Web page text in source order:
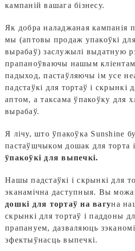
кампаній вашага бізнесу.
Як добра наладжаная кампанія
мы (аптовы продаж упакоўкі
вырабаў) заслужылі выдатную
прапаноўваючы нашым
падыход, пастаўляючы ім усе
падстаўкі для тортаў і скрынкі
аптом, а таксама ўпакоўку для
вырабаў.
Я лічу, што ўпакоўка Sunshine
пастаўшчыком дошак для торта і
ўпакоўкі для выпечкі.
Нашы падстаўкі і скрынкі для
эканамічна даступныя. Вы
дошкі для тортаў на вагуна
скрынкі для тортаў і паддоны
прапануем, дазваляюць
эфектыўнасць выпечкі.